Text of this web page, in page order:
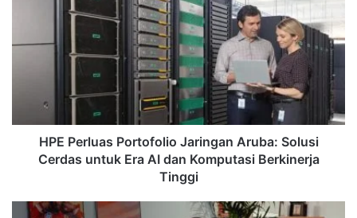
Era
Tinggi
HPE Perluas Portofolio Jaringan Aruba: Solusi
Cerdas untuk Era AI dan Komputasi Berkinerja
Tinggi